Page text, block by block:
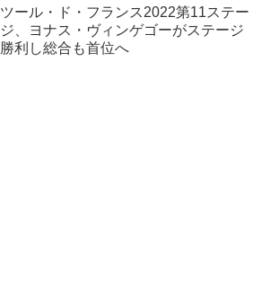
ツール・ド・フランス2022第11ステー
ジ、ヨナス・ヴィンゲゴーがステージ
勝利し総合も首位へ